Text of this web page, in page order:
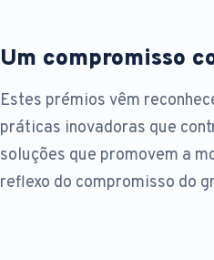
Um compromisso
Estes prémios vêm
práticas inovadoras que
soluções que promovem a
reflexo do compromisso do